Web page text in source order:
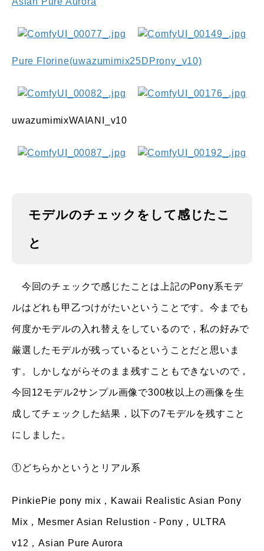
Pure Florine(uwazumimix25DProny_v10)
uwazumimixWAIANI_v10
モデルのチェックをして感じたこ
と
今回のチェックで感じたことは上記のPony系モデ
ルはどれも甲乙つけがたいということです。今までも
何度かモデルの入れ替えをしているので，私の好みで
厳選したモデルが残っているということだと思いま
す。しかしながらそのまま残すこともできないので，
今回12モデル2サンプル画像で300枚以上の画像を生
成してチェックした結果，以下の7モデルを残すこと
にしました。
①どちらかというとリアル系
PinkiePie pony mix，Kawaii Realistic Asian Pony
Mix，Mesmer Asian Relustion - Pony，ULTRA
v12，Asian Pure Aurora